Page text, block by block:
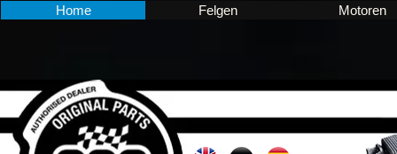
Home Felgen Motoren